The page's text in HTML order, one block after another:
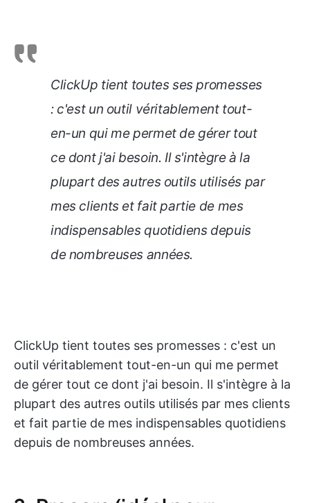
ClickUp tient toutes ses promesses
: c'est un outil véritablement tout-
en-un qui me permet de gérer tout
ce dont j'ai besoin. Il s'intègre à la
plupart des autres outils utilisés par
mes clients et fait partie de mes
indispensables quotidiens depuis
de nombreuses années.
ClickUp tient toutes ses promesses : c'est un
outil véritablement tout-en-un qui me permet
de gérer tout ce dont j'ai besoin. Il s'intègre à la
plupart des autres outils utilisés par mes clients
et fait partie de mes indispensables quotidiens
depuis de nombreuses années.